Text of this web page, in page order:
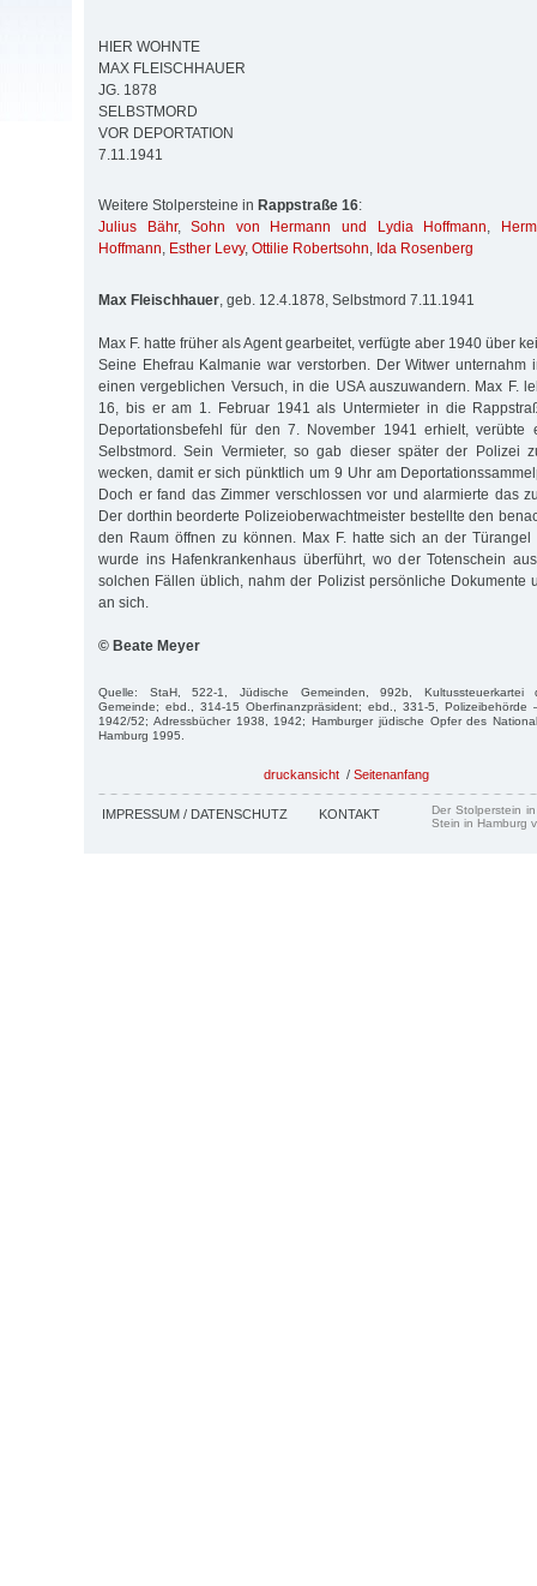
HIER WOHNTE
MAX FLEISCHHAUER
JG. 1878
SELBSTMORD
VOR DEPORTATION
7.11.1941
Weitere Stolpersteine in Rappstraße 16:
Julius Bähr,Sohn von Hermann und Lydia Hoffmann,
Hoffmann, Esther Levy, Ottilie Robertsohn, Ida Rosenberg
Max Fleischhauer , geb. 12.4.1878, Selbstmord 7.11.1941
Max F. hatte früher als Agent gearbeitet, verfügte aber 1940 über
Seine Ehefrau Kalmanie war verstorben. Der Witwer unternahm
einen vergeblichen Versuch, in die USA auszuwandern. Max F.
16, bis er am 1. Februar 1941 als Untermieter in die
Deportationsbefehl für den 7. November 1941 erhielt,
Selbstmord. Sein Vermieter, so gab dieser später der Polizei
wecken, damit er sich pünktlich um 9 Uhr am
Doch er fand das Zimmer verschlossen vor und alarmierte das
Der dorthin beorderte Polizeioberwachtmeister bestellte den
den Raum öffnen zu können. Max F. hatte sich an der
wurde ins Hafenkrankenhaus überführt, wo der Totenschein
solchen Fällen üblich, nahm der Polizist persönliche Dokumente
an sich.
© Beate Meyer
Quelle: StaH, 522-1, Jüdische Gemeinden, 992b, Kultussteuerkartei
Gemeinde; ebd., 314-15 Oberfinanzpräsident; ebd., 331-5, Polizeibehörde
1942/52; Adressbücher 1938, 1942; Hamburger jüdische Opfer des
Hamburg 1995.
druckansicht / Seitenanfang
IMPRESSUM / DATENSCHUTZ KONTAKT
Der Stolperstein
Stein in Hamburg